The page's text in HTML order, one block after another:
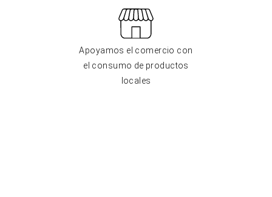
Apoyamos el comercio con
el consumo de productos
locales